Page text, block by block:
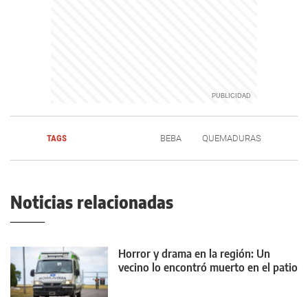
TAGS BEBA QUEMADURAS
Noticias relacionadas
Horror y drama en la región: Un
vecino lo encontró muerto en el patio